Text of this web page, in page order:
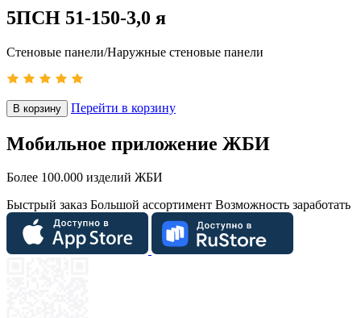
5ПСН 51-150-3,0 я
Стеновые панели/Наружные стеновые панели
В корзину Перейти в корзину
Мобильное приложение ЖБИ
Более 100.000 изделий ЖБИ
Быстрый заказ Большой ассортимент Возможность заработать